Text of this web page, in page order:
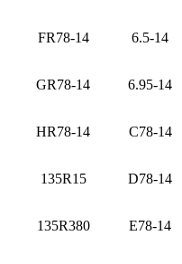
FR78-14 6.5-14
GR78-14 6.95-14
HR78-14 C78-14
135R15 D78-14
135R380 E78-14